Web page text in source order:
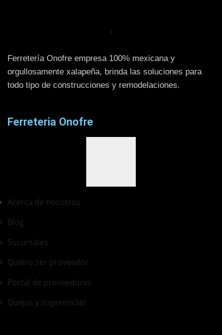
Ferretería Onofre empresa 100% mexicana y
orgullosamente xalapeña, brinda las soluciones para
todo tipo de construcciones y remodelaciones.
Ferreteria Onofre
Acerca de nosotros
Blog
Sucursales
Quiero ser proveedor
Portal de proveedores
Quejas y sugerencias